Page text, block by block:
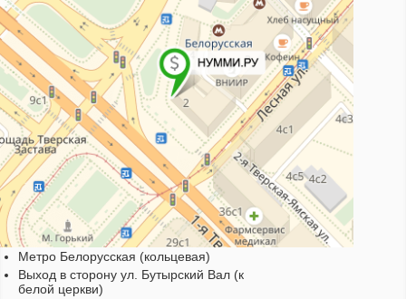
Метро Белорусская (кольцевая)
Выход в сторону ул. Бутырский Вал (к
белой церкви)